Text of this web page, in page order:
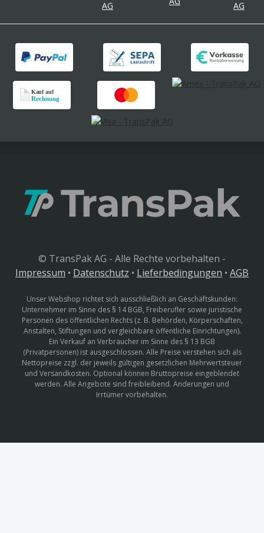
© TransPak AG - Alle Rechte vorbehalten -
Impressum • Datenschutz • Lieferbedingungen • AGB
Unser Webshop richtet sich ausschließlich an Geschäftskunden:
Unternehmer im Sinne des § 14 BGB, Freiberufler sowie juristische
Personen des öffentlichen Rechts (z. B. Behörden, Körperschaften,
Anstalten, Stiftungen und vergleichbare öffentliche Einrichtungen).
Ein Verkauf an Verbraucher im Sinne des § 13 BGB
(Privatpersonen) ist ausgeschlossen. Alle Preise verstehen sich als
Nettopreise zzgl. der jeweils gültigen gesetzlichen Mehrwertsteuer
und Versandkosten. Optional können Bruttopreise eingeblendet
werden. Alle Angebote sind freibleibend. Änderungen und
Irrtümer vorbehalten.